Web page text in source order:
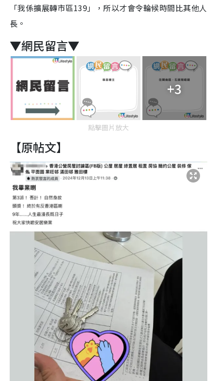
「我係擴展轉市區139」，所以才會令輪候時間比其他人
長。
▼網民留言▼
+3
點擊圖片放大
【原帖文】